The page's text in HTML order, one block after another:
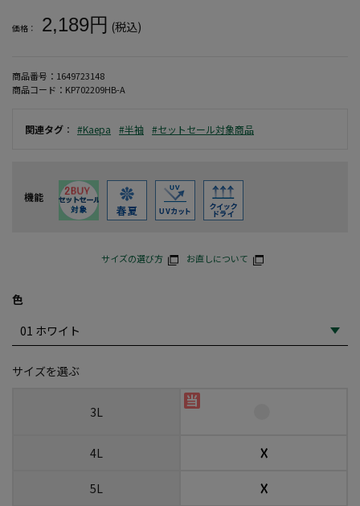
価格： 2,189円 (税込)
商品番号： 1649723148
商品コード： KP702209HB-A
関連タグ ： #Kaepa #半袖 #セットセール対象商品
機能
サイズの選び方 お直しについて
色
サイズを選ぶ
3L
4L ☓
5L ☓